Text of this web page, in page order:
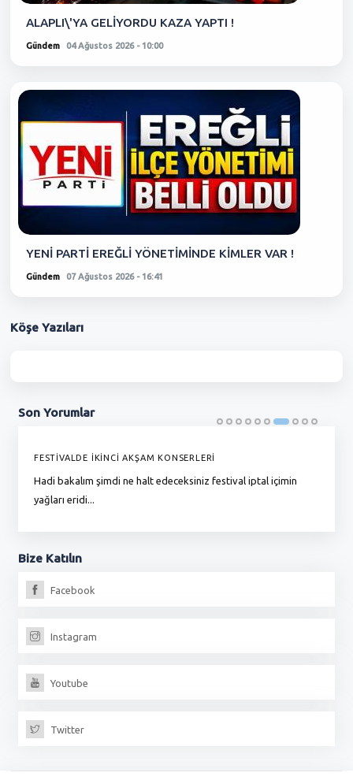
ALAPLI\'YA GELİYORDU KAZA YAPTI !
Gündem 04 Ağustos 2026 - 10:00
YENİ PARTİ EREĞLİ YÖNETİMİNDE KİMLER VAR !
Gündem 07 Ağustos 2026 - 16:41
Köşe Yazıları
Son Yorumlar
FESTİVALDE İKİNCİ AKŞAM KONSERLERİ
Hadi bakalım şimdi ne halt edeceksiniz festival iptal içimin
yağları eridi...
Bize Katılın
Facebook
Instagram
Youtube
Twitter